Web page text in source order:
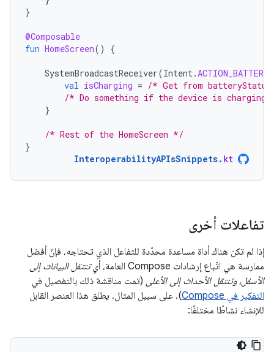
}
@Composable
fun HomeScreen() {
SystemBroadcastReceiver(Intent.
val isCharging = /* Get from
/* Do something if the device is charging
}
/* Rest of the HomeScreen */
}
InteroperabilityAPIsSnippets. kt
تفاعلات أخرى
إذا لم تكن هناك أداة مساعدة محدّدة للتفاعل الذي تحتاجه، فإنّ أفضل
ممارسة هي اتّباع إرشادات Compose العامة، أي
تنتقل البيانات إلى
الأسفل، وتنتقل الأحداث إلى الأعلى (تمت مناقشة ذلك بالتفصيل في
التفكير في Compose
). على سبيل المثال، يطلق هذا العنصر القابل
للإنشاء نشاطًا مختلفًا: